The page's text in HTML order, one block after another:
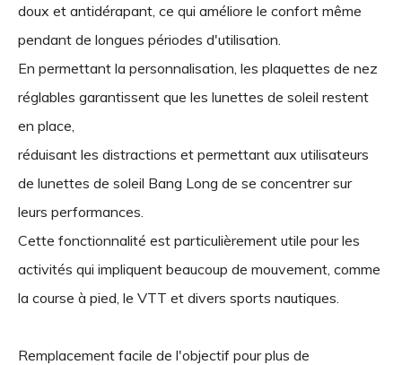
doux et antidérapant, ce qui améliore le confort même
pendant de longues périodes d'utilisation.
En permettant la personnalisation, les plaquettes de nez
réglables garantissent que les lunettes de soleil restent
en place,
réduisant les distractions et permettant aux utilisateurs
de lunettes de soleil Bang Long de se concentrer sur
leurs performances.
Cette fonctionnalité est particulièrement utile pour les
activités qui impliquent beaucoup de mouvement, comme
la course à pied, le VTT et divers sports nautiques.
Remplacement facile de l'objectif pour plus de